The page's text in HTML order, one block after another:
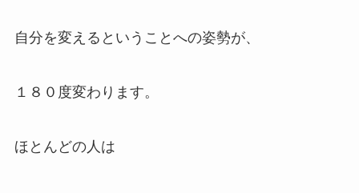
自分を変えるということへの姿勢が、
１８０度変わります。
ほとんどの人は